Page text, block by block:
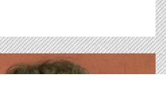
on Biological Diversity -